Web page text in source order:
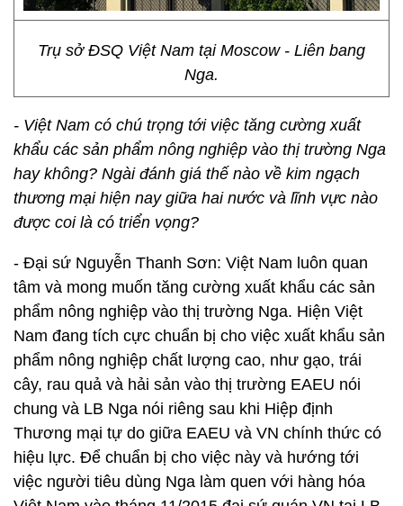
Trụ sở ĐSQ Việt Nam tại Moscow - Liên bang
Nga.
- Việt Nam có chú trọng tới việc tăng cường xuất
khẩu các sản phẩm nông nghiệp vào thị trường Nga
hay không? Ngài đánh giá thế nào về kim ngạch
thương mại hiện nay giữa hai nước và lĩnh vực nào
được coi là có triển vọng?
- Đại sứ Nguyễn Thanh Sơn: Việt Nam luôn quan
tâm và mong muốn tăng cường xuất khẩu các sản
phẩm nông nghiệp vào thị trường Nga. Hiện Việt
Nam đang tích cực chuẩn bị cho việc xuất khẩu sản
phẩm nông nghiệp chất lượng cao, như gạo, trái
cây, rau quả và hải sản vào thị trường EAEU nói
chung và LB Nga nói riêng sau khi Hiệp định
Thương mại tự do giữa EAEU và VN chính thức có
hiệu lực. Để chuẩn bị cho việc này và hướng tới
việc người tiêu dùng Nga làm quen với hàng hóa